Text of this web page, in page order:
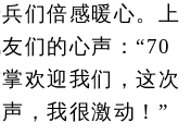
们倍感暖心。上
们的心声：“70
欢迎我们，这次
，我很激动！”